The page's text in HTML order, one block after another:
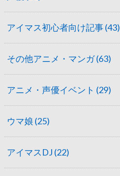
アイマス初心者向け記事(43)
その他アニメ・マンガ(63)
アニメ・声優イベント (29)
ウマ娘 (25)
アイマスDJ (22)